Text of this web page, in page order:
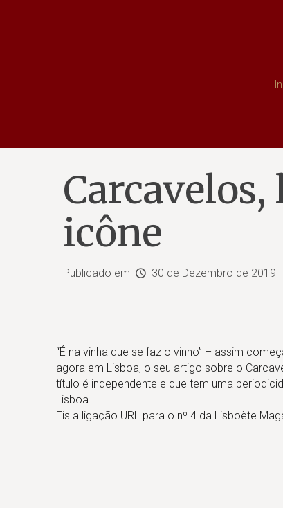
Carcavelos,
icône
Publicado em 30 de Dezembro de 2019
“É na vinha que se faz o vinho” – assim
agora em Lisboa, o seu artigo sobre o
título é independente e que tem uma
Lisboa.
Eis a ligação URL para o nº 4 da Lisboète